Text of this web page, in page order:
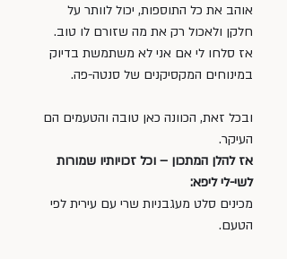
אוהב את כל התוספות, יכול לוותר על
חלקן ולאכול רק את מה שזורם לו טוב.
אז סלחו לי אם אני לא משתמשת בדיוק
במינוחים המקסיקנים של סנטה-פה.
ובכל זאת, הכוונה כאן טובה והטעמים הם
העיקר.
אז להלן המתכון – וכל זכויותיו שמורות
לשי-לי ליפא:
מכינים סלט מעגבניות שרי עם עירית לפי
הטעם.